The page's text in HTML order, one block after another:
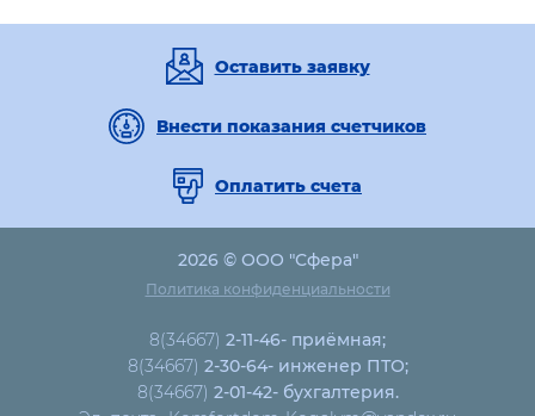
Оставить заявку
Внести показания счетчиков
Оплатить счета
2026 © ООО "Сфера"
Политика конфиденциальности
8(34667) 2-11-46- приёмная;
8(34667) 2-30-64- инженер ПТО;
8(34667) 2-01-42- бухгалтерия.